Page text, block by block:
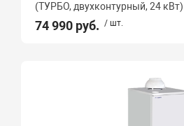
(ТУРБО, двухконтурный, 24 кВт)
74 990 руб. / шт.